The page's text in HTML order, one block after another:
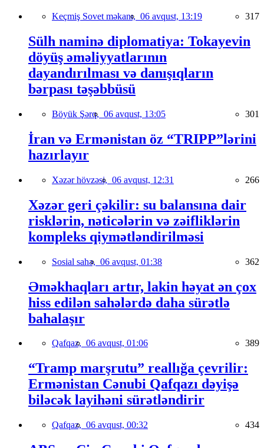
Keçmiş Sovet məkanı, 06 avqust, 13:19 317
Sülh naminə diplomatiya: Tokayevin
döyüş əməliyyatlarının
dayandırılması və danışıqların
bərpası təşəbbüsü
Böyük Şərq, 06 avqust, 13:05 301
İran və Ermənistan öz “TRIPP”lərini
hazırlayır
Xəzər hövzəsi, 06 avqust, 12:31 266
Xəzər geri çəkilir: su balansına dair
risklərin, nəticələrin və zəifliklərin
kompleks qiymətləndirilməsi
Sosial sahə, 06 avqust, 01:38 362
Əməkhaqları artır, lakin həyat ən çox
hiss edilən sahələrdə daha sürətlə
bahalaşır
Qafqaz, 06 avqust, 01:06 389
“Tramp marşrutu” reallığa çevrilir:
Ermənistan Cənubi Qafqazı dəyişə
biləcək layihəni sürətləndirir
Qafqaz, 06 avqust, 00:32 434